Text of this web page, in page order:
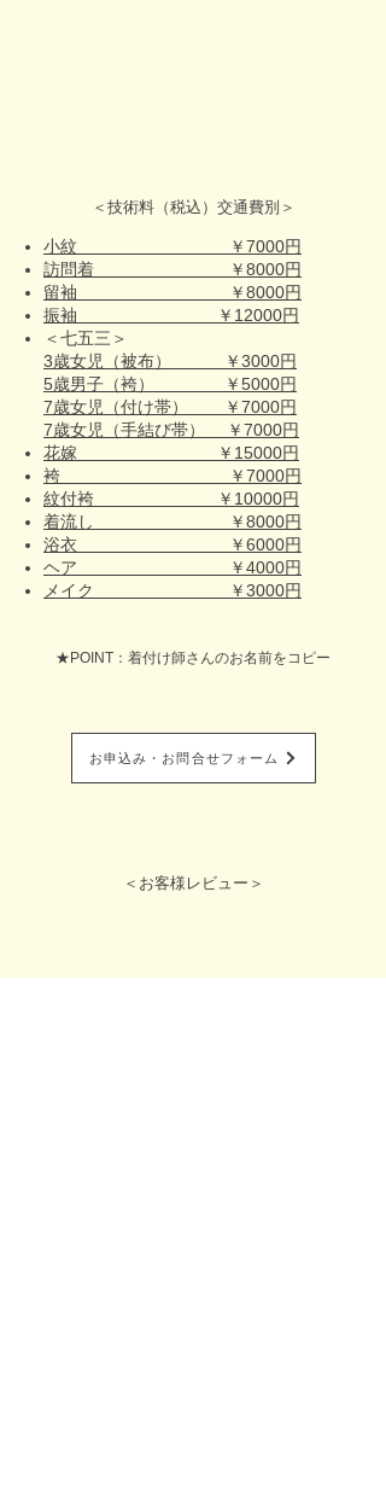
＜技術料（税込）交通費別＞
小紋 ￥7000円
訪問着 ￥8000円
留袖 ￥8000円
振袖 ￥12000円
＜七五三＞
3歳女児（被布） ￥3000円
5歳男子（袴） ￥5000円
7歳女児（付け帯） ￥7000円
7歳女児（手結び帯） ￥7000円
花嫁 ￥15000円
袴 ￥7000円
紋付袴 ￥10000円
着流し ￥8000円
浴衣 ￥6000円
ヘア ￥4000円
メイク ￥3000円
★POINT：着付け師さんのお名前をコピー
お申込み・お問合せフォーム
＜お客様レビュー＞